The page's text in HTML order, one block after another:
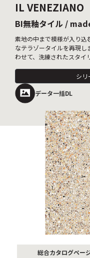
IL VENEZIANO
BI無釉タイル /
素地の中まで模様が入り込
なテラゾータイルを再現
わせて、洗練されたスタイ
シリ
データ一括DL
総合カタログペー